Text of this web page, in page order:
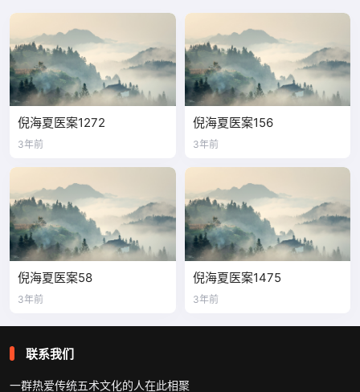
倪海夏医案1272
3年前
倪海夏医案156
3年前
倪海夏医案58
3年前
倪海夏医案1475
3年前
联系我们
一群热爱传统五术文化的人在此相聚